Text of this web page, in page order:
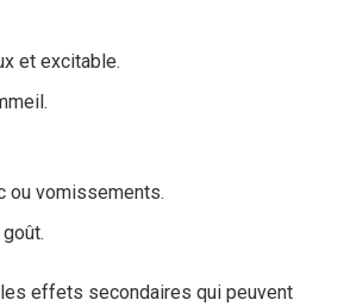
et excitable.
ou vomissements.
effets secondaires qui peuvent